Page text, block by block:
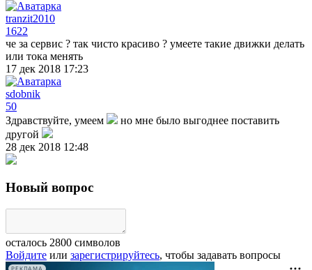
tranzit2010
1622
че за сервис ? так чисто красиво ? умеете такие движки делать
или тока менять
17 дек 2018 17:23
sdobnik
50
Здравствуйте, умеем
но мне было выгоднее поставить
другой
28 дек 2018 12:48
Новый вопрос
осталось 2800 символов
Войдите или зарегистрируйтесь, чтобы задавать вопросы
РЕКЛАМА